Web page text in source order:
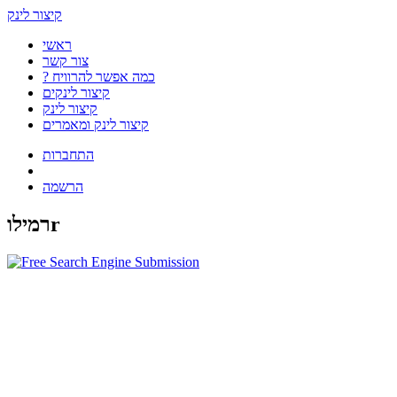
קיצור לינק
ראשי
צור קשר
? כמה אפשר להרוויח
קיצור לינקים
קיצור לינק
קיצור לינק ומאמרים
התחברות
הרשמה
רמילוr